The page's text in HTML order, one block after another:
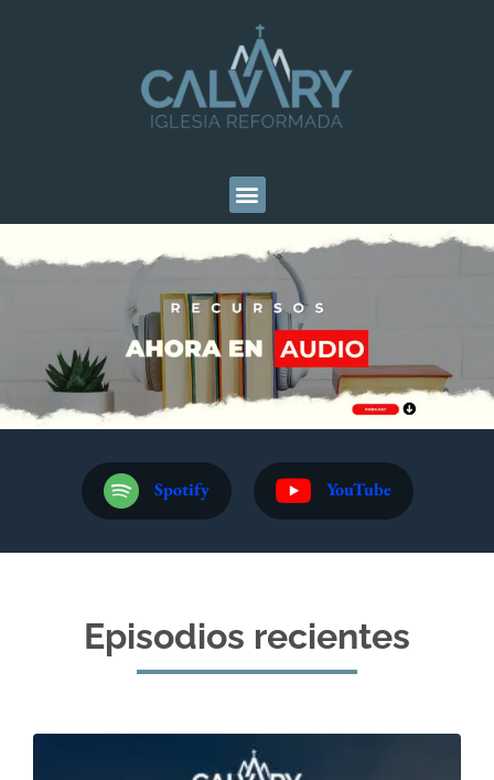
Spotify YouTube
Episodios recientes